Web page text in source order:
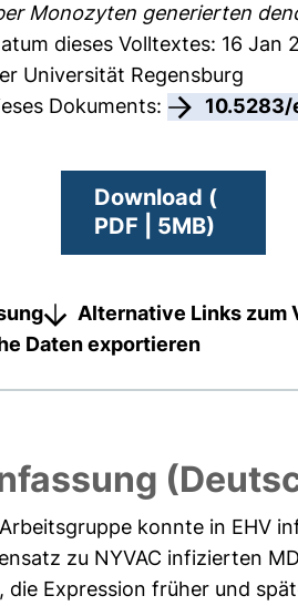
Monozyten generierten
dieses Volltextes: 16 Jan
Universität Regensburg
Dokuments:
Download (
PDF | 5MB)
Alternative Links zum
Daten exportieren
konnte in EHV
zu NYVAC infizierten
Expression früher und